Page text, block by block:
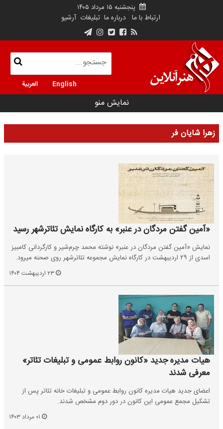
پنجشنبه ۱۵ مرداد ۱۴۰۵
ارتباط با ما درباره ما تبلیغات آرشیو
English العربية
نمایش منو
زهرا شایان فر
«آمین گفتن مردگان در عنبر» به کارگاه نمایش تئاترشهر رسید
نمایش «آمین گفتن مردگان در عنبر» نوشته محمد چرم‌شیر و کارگردانی کامبیز
اسدی از ۲۹ اردیبهشت در کارگاه نمایش مجموعه تئاترشهر روی صحنه میرود.
هیات مدیره جدید «کانون روابط عمومی و تبلیغات تئاتر»
معرفی شدند
اعضای جدید هیات مدیره کانون روابط عمومی و تبلیغات خانه تئاتر پس از
تشکیل مجمع عمومی این کانون در دور دوم مشخص شدند.